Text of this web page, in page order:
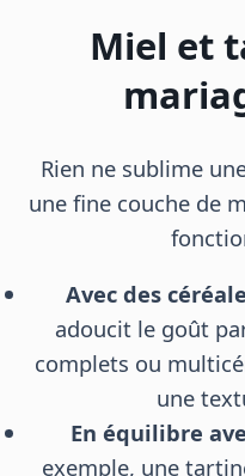
Miel et
Rien ne sublime
une fine couche de
Avec des
adoucit le goût
complets ou
une
En équilibre
exemple, une